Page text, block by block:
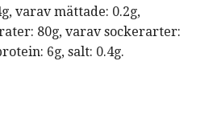
varav mättade: 0.2g,
80g, varav sockerarter:
6g, salt: 0.4g.